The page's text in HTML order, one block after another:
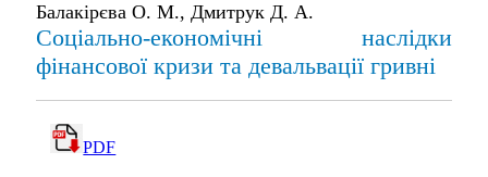
Балакірєва О. М., Дмитрук Д. А.
Соціально-економічні наслідки
фінансової кризи та девальвації гривні
PDF